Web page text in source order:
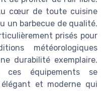
cœur de toute cuisine
un barbecue de qualité.
prisés pour
météorologiques
durabilité exemplaire.
équipements se
et moderne qui